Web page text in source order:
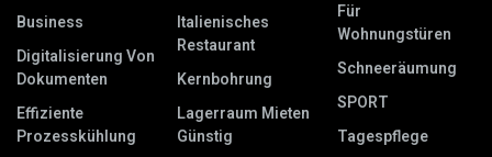
Business
Digitalisierung Von
Dokumenten
Effiziente
Prozesskühlung
Italienisches
Restaurant
Kernbohrung
Lagerraum Mieten
Günstig
Für
Wohnungstüren
Schneeräumung
SPORT
Tagespflege